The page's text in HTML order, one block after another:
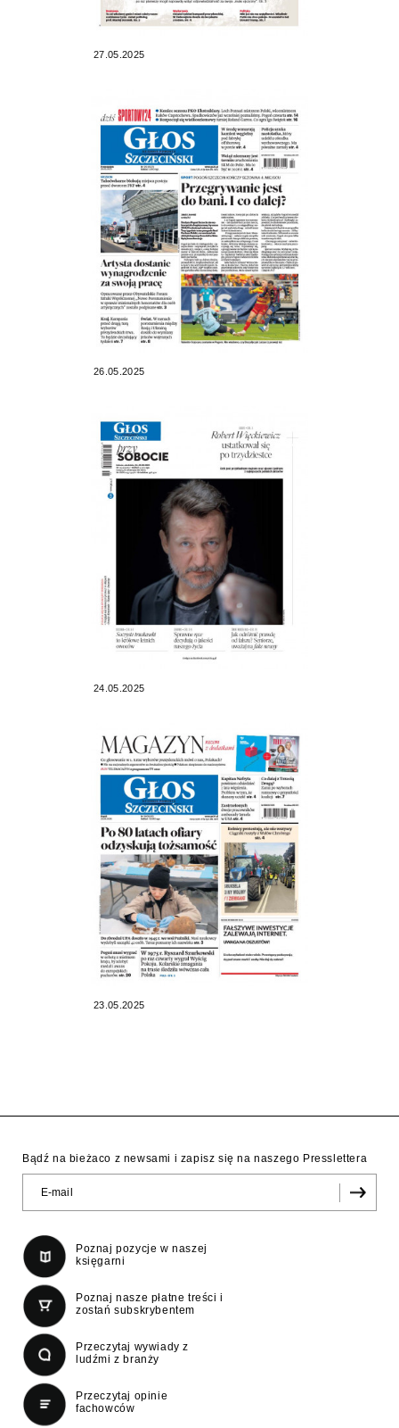
27.05.2025
26.05.2025
24.05.2025
23.05.2025
Bądź na bieżaco z newsami i zapisz się na naszego Presslettera
Poznaj pozycje w naszej
księgarni
Poznaj nasze płatne treści i
zostań subskrybentem
Przeczytaj wywiady z
ludźmi z branży
Przeczytaj opinie
fachowców